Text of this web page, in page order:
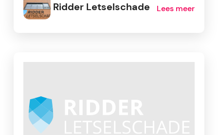
Ridder Letselschade Lees meer